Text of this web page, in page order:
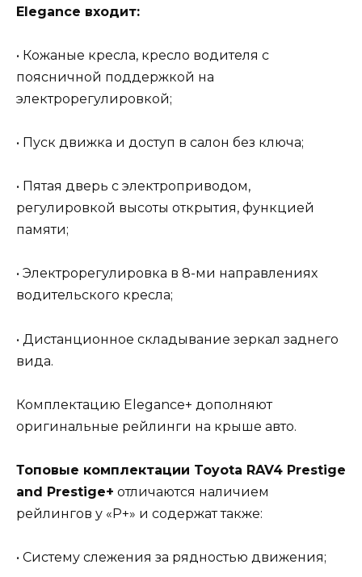
Elegance входит:
• Кожаные кресла, кресло водителя с
поясничной поддержкой на
электрорегулировкой;
• Пуск движка и доступ в салон без ключа;
• Пятая дверь с электроприводом,
регулировкой высоты открытия, функцией
памяти;
• Электрорегулировка в 8-ми направлениях
водительского кресла;
• Дистанционное складывание зеркал заднего
вида.
Комплектацию Elegance+ дополняют
оригинальные рейлинги на крыше авто.
Топовые комплектации Toyota RAV4 Prestige
and Prestige+ отличаются наличием
рейлингов у «P+» и содержат также:
• Систему слежения за рядностью движения;